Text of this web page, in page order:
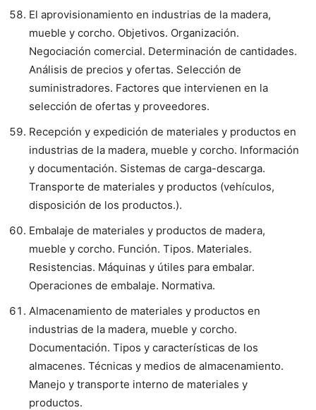
El aprovisionamiento en industrias de la madera,
mueble y corcho. Objetivos. Organización.
Negociación comercial. Determinación de cantidades.
Análisis de precios y ofertas. Selección de
suministradores. Factores que intervienen en la
selección de ofertas y proveedores.
Recepción y expedición de materiales y productos en
industrias de la madera, mueble y corcho. Información
y documentación. Sistemas de carga-descarga.
Transporte de materiales y productos (vehículos,
disposición de los productos.).
Embalaje de materiales y productos de madera,
mueble y corcho. Función. Tipos. Materiales.
Resistencias. Máquinas y útiles para embalar.
Operaciones de embalaje. Normativa.
Almacenamiento de materiales y productos en
industrias de la madera, mueble y corcho.
Documentación. Tipos y características de los
almacenes. Técnicas y medios de almacenamiento.
Manejo y transporte interno de materiales y
productos.